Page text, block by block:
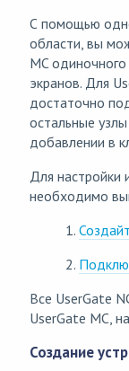
С помощью
области, вы
MC
экранов. Для
достаточно
остальные
добавлении в
Для настройки
необходимо
1.
2.
Все UserGate
UserGate MC,
Создание